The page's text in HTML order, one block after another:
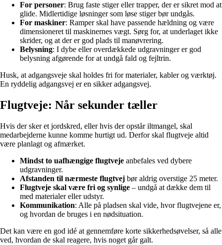
For personer: Brug faste stiger eller trapper, der er sikret mod at
glide. Midlertidige løsninger som løse stiger bør undgås.
For maskiner: Ramper skal have passende hældning og være
dimensioneret til maskinernes vægt. Sørg for, at underlaget ikke
skrider, og at der er god plads til manøvrering.
Belysning: I dybe eller overdækkede udgravninger er god
belysning afgørende for at undgå fald og fejltrin.
Husk, at adgangsveje skal holdes fri for materialer, kabler og værktøj.
En ryddelig adgangsvej er en sikker adgangsvej.
Flugtveje: Når sekunder tæller
Hvis der sker et jordskred, eller hvis der opstår iltmangel, skal
medarbejderne kunne komme hurtigt ud. Derfor skal flugtveje altid
være planlagt og afmærket.
Mindst to uafhængige flugtveje anbefales ved dybere
udgravninger.
Afstanden til nærmeste flugtvej bør aldrig overstige 25 meter.
Flugtveje skal være fri og synlige – undgå at dække dem til
med materialer eller udstyr.
Kommunikation: Alle på pladsen skal vide, hvor flugtvejene er,
og hvordan de bruges i en nødsituation.
Det kan være en god idé at gennemføre korte sikkerhedsøvelser, så alle
ved, hvordan de skal reagere, hvis noget går galt.